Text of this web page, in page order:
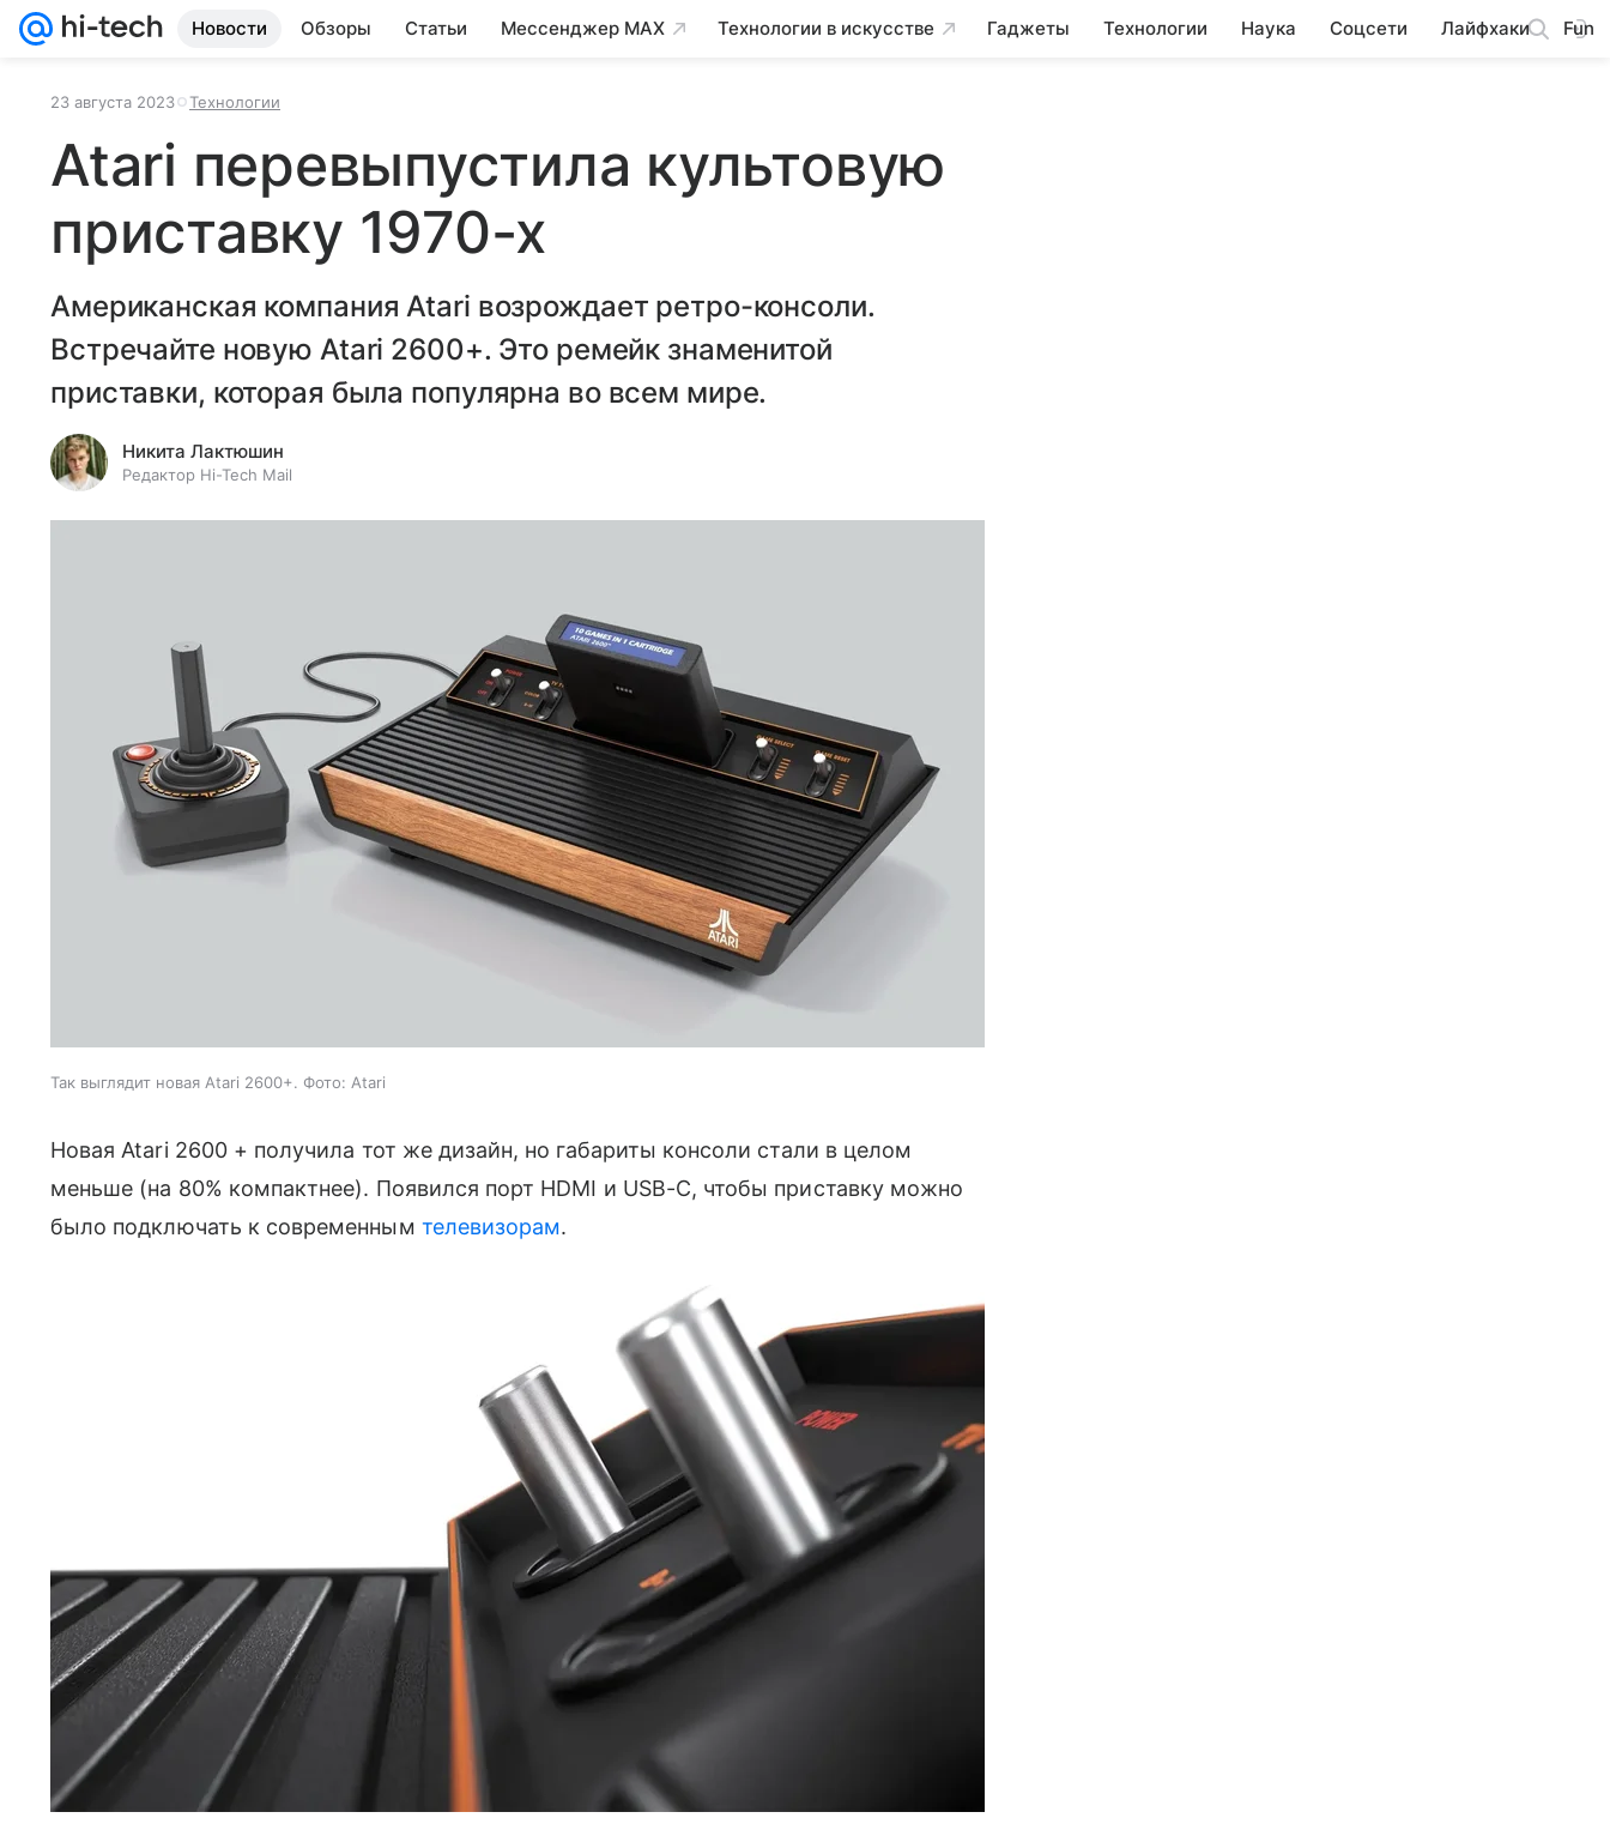
Новости Обзоры Статьи Мессенджер MAX Технологии в искусстве Гаджеты Технологии Наука Соцсети Лайфхаки Fun
23 августа 2023 Технологии
Atari перевыпустила культовую
приставку 1970-х
Американская компания Atari возрождает ретро-консоли.
Встречайте новую Atari 2600+. Это ремейк знаменитой
приставки, которая была популярна во всем мире.
Никита Лактюшин
Редактор Hi-Tech Mail
Так выглядит новая Atari 2600+. Фото: Atari
Новая Atari 2600 + получила тот же дизайн, но габариты консоли стали в целом
меньше (на 80% компактнее). Появился порт HDMI и USB-C, чтобы приставку можно
было подключать к современным телевизорам.